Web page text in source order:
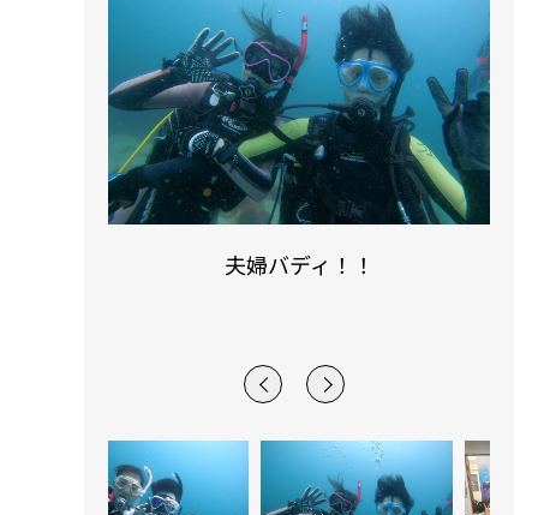
夫婦バディ！！